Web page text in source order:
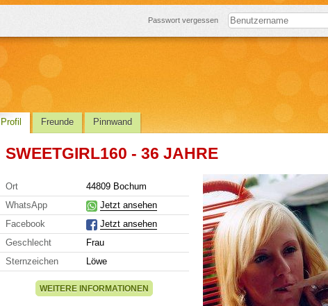
Passwort vergessen
Profil Freunde Pinnwand
SWEETGIRL160 - 36 JAHRE
Ort
44809 Bochum
WhatsApp
Jetzt ansehen
Facebook
Jetzt ansehen
Geschlecht
Frau
Sternzeichen
Löwe
WEITERE INFORMATIONEN